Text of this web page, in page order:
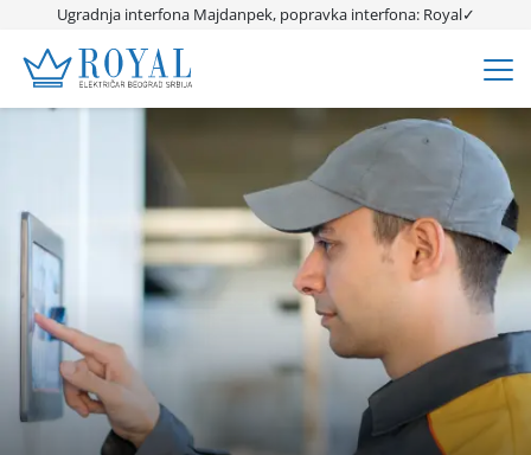
Ugradnja interfona Majdanpek, popravka interfona: Royal✓